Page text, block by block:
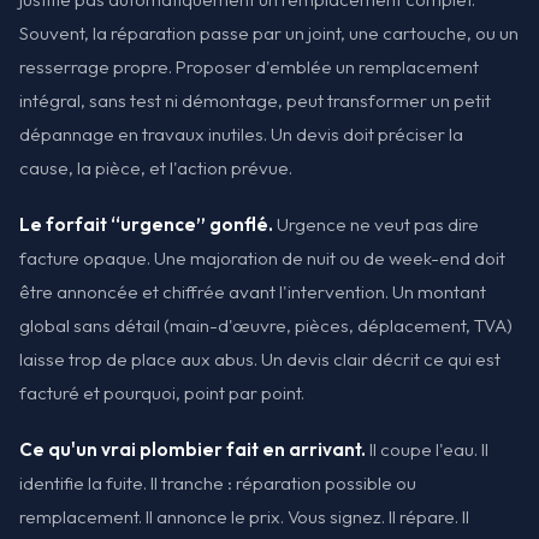
Souvent, la réparation passe par un joint, une cartouche, ou un
resserrage propre. Proposer d'emblée un remplacement
intégral, sans test ni démontage, peut transformer un petit
dépannage en travaux inutiles. Un devis doit préciser la
cause, la pièce, et l'action prévue.
Le forfait “urgence” gonflé. Urgence ne veut pas dire
facture opaque. Une majoration de nuit ou de week-end doit
être annoncée et chiffrée avant l'intervention. Un montant
global sans détail (main-d'œuvre, pièces, déplacement, TVA)
laisse trop de place aux abus. Un devis clair décrit ce qui est
facturé et pourquoi, point par point.
Ce qu'un vrai plombier fait en arrivant. Il coupe l'eau. Il
identifie la fuite. Il tranche : réparation possible ou
remplacement. Il annonce le prix. Vous signez. Il répare. Il